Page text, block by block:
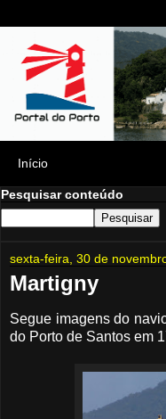
Pesquisar conteúdo
sexta-feira, 30 de
Martigny
Segue imagens do
do Porto de Santos em